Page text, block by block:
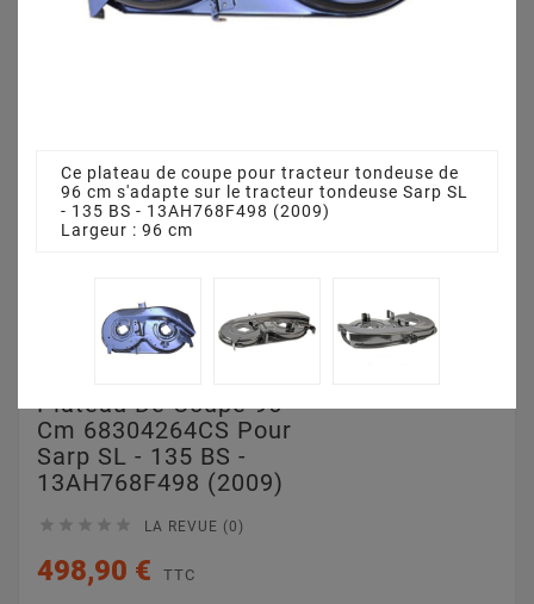
Plateau De Coupe 96
Cm 68304264CS Pour
Sarp SL - 135 BS -
13AH768F498 (2009)
     LA REVUE (0)
498,90 € TTC
Ce plateau de coupe pour tracteur tondeuse de
96 cm s'adapte sur le tracteur tondeuse Sarp SL
- 135 BS - 13AH768F498 (2009)
Largeur : 96 cm